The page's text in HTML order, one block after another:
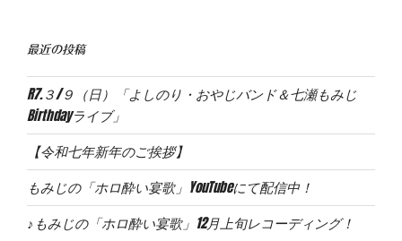
ン
最近の投稿
R7.３/９（日）「よしのり・おやじバンド＆七瀬もみじ
Birthdayライブ」
【令和七年新年のご挨拶】
もみじの「ホロ酔い宴歌」YouTubeにて配信中！
♪もみじの「ホロ酔い宴歌」12月上旬レコーディング！